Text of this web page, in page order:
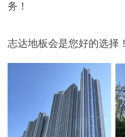
务！
志达地板会是您好的选择！